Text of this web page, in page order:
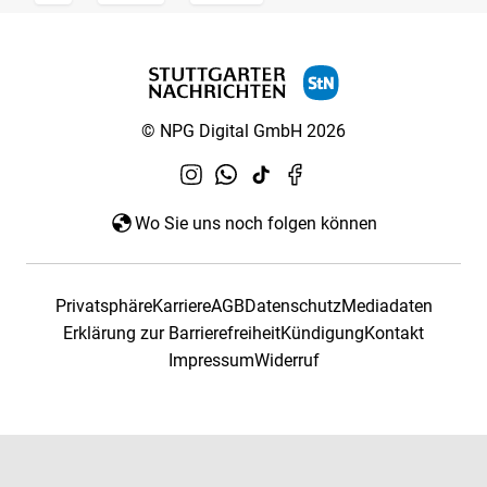
© NPG Digital GmbH 2026
Wo Sie uns noch folgen können
PrivatsphäreKarriereAGBDatenschutzMediadaten
Erklärung zur BarrierefreiheitKündigungKontakt
ImpressumWiderruf